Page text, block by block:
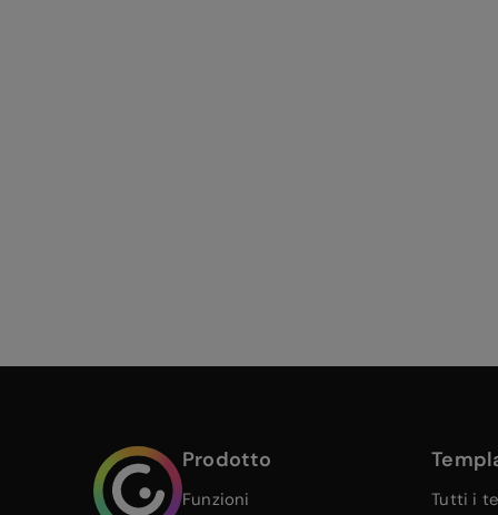
Genialy home page
Prodotto
Funzioni
Tutti i